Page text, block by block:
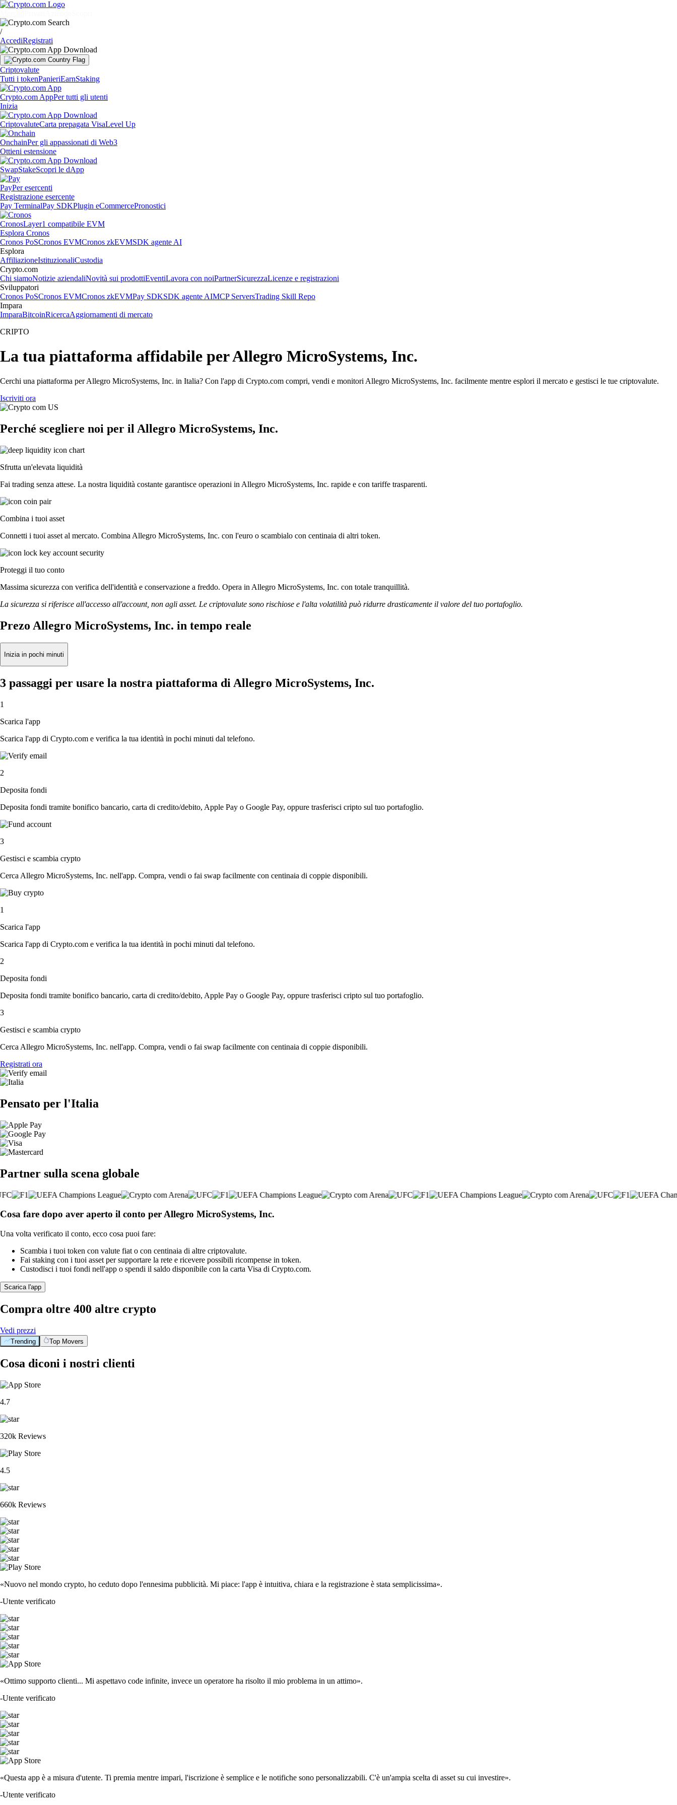
/
AccediRegistrati
Criptovalute
Tutti i tokenPanieriEarnStaking
Crypto.com AppPer tutti gli utenti
Inizia
CriptovaluteCarta prepagata VisaLevel Up
OnchainPer gli appassionati di Web3
Ottieni estensione
SwapStakeScopri le dApp
PayPer esercenti
Registrazione esercente
Pay TerminalPay SDKPlugin eCommercePronostici
CronosLayer1 compatibile EVM
Esplora Cronos
Cronos PoSCronos EVMCronos zkEVMSDK agente AI
Esplora
AffiliazioneIstituzionaliCustodia
Crypto.com
Chi siamoNotizie aziendaliNovità sui prodottiEventiLavora con noiPartnerSicurezzaLicenze e registrazioni
Sviluppatori
Cronos PoSCronos EVMCronos zkEVMPay SDKSDK agente AIMCP ServersTrading Skill Repo
Impara
ImparaBitcoinRicercaAggiornamenti di mercato
CRIPTO
La tua piattaforma affidabile per Allegro MicroSystems, Inc.
Cerchi una piattaforma per Allegro MicroSystems, Inc. in Italia? Con l'app di Crypto.com compri, vendi e monitori Allegro MicroSystems, Inc. facilmente mentre esplori il mercato e gestisci le tue criptovalute.
Iscriviti ora
Perché scegliere noi per il Allegro MicroSystems, Inc.
Sfrutta un'elevata liquidità
Fai trading senza attese. La nostra liquidità costante garantisce operazioni in Allegro MicroSystems, Inc. rapide e con tariffe trasparenti.
Combina i tuoi asset
Connetti i tuoi asset al mercato. Combina Allegro MicroSystems, Inc. con l'euro o scambialo con centinaia di altri token.
Proteggi il tuo conto
Massima sicurezza con verifica dell'identità e conservazione a freddo. Opera in Allegro MicroSystems, Inc. con totale tranquillità.
La sicurezza si riferisce all'accesso all'account, non agli asset. Le criptovalute sono rischiose e l'alta volatilità può ridurre drasticamente il valore del tuo portafoglio.
Prezo Allegro MicroSystems, Inc. in tempo reale
Inizia in pochi minuti
3 passaggi per usare la nostra piattaforma di Allegro MicroSystems, Inc.
1
Scarica l'app
Scarica l'app di Crypto.com e verifica la tua identità in pochi minuti dal telefono.
2
Deposita fondi
Deposita fondi tramite bonifico bancario, carta di credito/debito, Apple Pay o Google Pay, oppure trasferisci cripto sul tuo portafoglio.
3
Gestisci e scambia crypto
Cerca Allegro MicroSystems, Inc. nell'app. Compra, vendi o fai swap facilmente con centinaia di coppie disponibili.
1
Scarica l'app
Scarica l'app di Crypto.com e verifica la tua identità in pochi minuti dal telefono.
2
Deposita fondi
Deposita fondi tramite bonifico bancario, carta di credito/debito, Apple Pay o Google Pay, oppure trasferisci cripto sul tuo portafoglio.
3
Gestisci e scambia crypto
Cerca Allegro MicroSystems, Inc. nell'app. Compra, vendi o fai swap facilmente con centinaia di coppie disponibili.
Registrati ora
Pensato per l'Italia
Partner sulla scena globale
Cosa fare dopo aver aperto il conto per Allegro MicroSystems, Inc.
Una volta verificato il conto, ecco cosa puoi fare:
Scambia i tuoi token con valute fiat o con centinaia di altre criptovalute.
Fai staking con i tuoi asset per supportare la rete e ricevere possibili ricompense in token.
Custodisci i tuoi fondi nell'app o spendi il saldo disponibile con la carta Visa di Crypto.com.
Scarica l'app
Compra oltre 400 altre crypto
Vedi prezzi
Trending Top Movers
Cosa diconi i nostri clienti
4.7
320k Reviews
4.5
660k Reviews
«Nuovo nel mondo crypto, ho ceduto dopo l'ennesima pubblicità. Mi piace: l'app è intuitiva, chiara e la registrazione è stata semplicissima».
-Utente verificato
«Ottimo supporto clienti... Mi aspettavo code infinite, invece un operatore ha risolto il mio problema in un attimo».
-Utente verificato
«Questa app è a misura d'utente. Ti premia mentre impari, l'iscrizione è semplice e le notifiche sono personalizzabili. C'è un'ampia scelta di asset su cui investire».
-Utente verificato